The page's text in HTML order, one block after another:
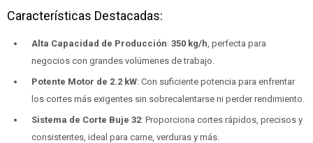
Características Destacadas:
Alta Capacidad de Producción: 350 kg/h , perfecta para
negocios con grandes volúmenes de trabajo.
Potente Motor de 2.2 kW: Con suficiente potencia para enfrentar
los cortes más exigentes sin sobrecalentarse ni perder rendimiento.
Sistema de Corte Buje 32: Proporciona cortes rápidos, precisos y
consistentes, ideal para carne, verduras y más.